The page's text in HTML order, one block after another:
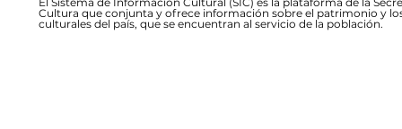
Cultura que conjunta y ofrece información sobre el patrimonio y
culturales del país, que se encuentran al servicio de la población.